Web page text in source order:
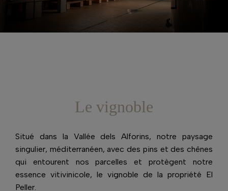
Le vignoble
Situé dans la Vallée dels Alforins, notre paysage
singulier, méditerranéen, avec des pins et des chênes
qui entourent nos parcelles et protègent notre
essence vitivinicole, le vignoble de la propriété El
Peller.